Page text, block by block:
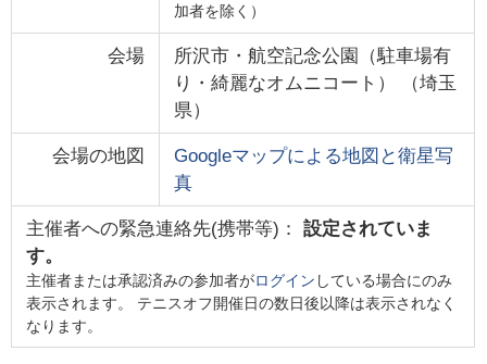
加者を除く）
会場
所沢市・航空記念公園（駐車場有
り・綺麗なオムニコート）
（埼玉
県）
会場の地図
Googleマップによる地図と衛星写
真
主催者への緊急連絡先(携帯等)： 設定されていま
す。
主催者または承認済みの参加者がログイン している場合にのみ
表示されます。 テニスオフ開催日の数日後以降は表示されなく
なります。